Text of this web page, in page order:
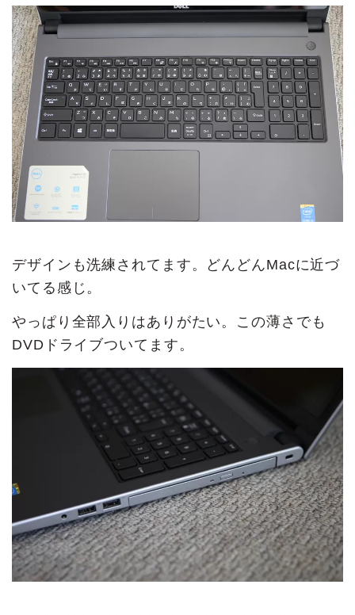
デザインも洗練されてます。どんどんMacに近づ
いてる感じ。
やっぱり全部入りはありがたい。この薄さでも
DVDドライブついてます。